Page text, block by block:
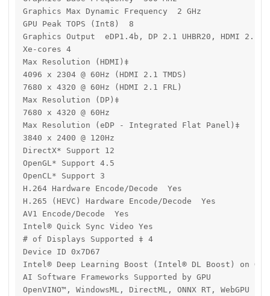
Graphics Max Dynamic Frequency  2 GHz
GPU Peak TOPS (Int8)  8
Graphics Output  eDP1.4b, DP 2.1 UHBR20, HDMI 2.1
Xe-cores 4
Max Resolution (HDMI)‡
4096 x 2304 @ 60Hz (HDMI 2.1 TMDS)
7680 x 4320 @ 60Hz (HDMI 2.1 FRL)
Max Resolution (DP)‡
7680 x 4320 @ 60Hz
Max Resolution (eDP - Integrated Flat Panel)‡
3840 x 2400 @ 120Hz
DirectX* Support 12
OpenGL* Support 4.5
OpenCL* Support 3
H.264 Hardware Encode/Decode  Yes
H.265 (HEVC) Hardware Encode/Decode  Yes
AV1 Encode/Decode  Yes
Intel® Quick Sync Video Yes
# of Displays Supported ‡ 4
Device ID 0x7D67
Intel® Deep Learning Boost (Intel® DL Boost) on
AI Software Frameworks Supported by GPU
OpenVINO™, WindowsML, DirectML, ONNX RT, WebGPU